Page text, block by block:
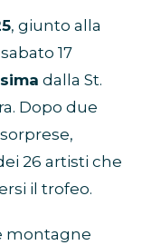
, giunto alla
17
dalla St.
Dopo due
26 artisti che
il trofeo.
montagne